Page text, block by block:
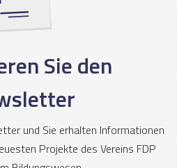
Sie den
und Sie erhalten Informationen
Projekte des Vereins FDP